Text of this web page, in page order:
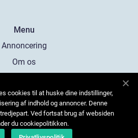
Menu
Annoncering
Om os
Kontakt os
Sitemap
cookies til at huske dine indstillinger,
af indhold og annoncer. Denne
Ved fortsat brug af websiden
du cookiepolitikken.